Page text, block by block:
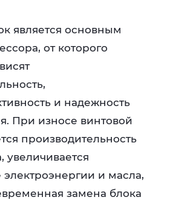
является основным
от которого
и надежность
При износе винтовой
производительность
увеличивается
и масла,
замена блока